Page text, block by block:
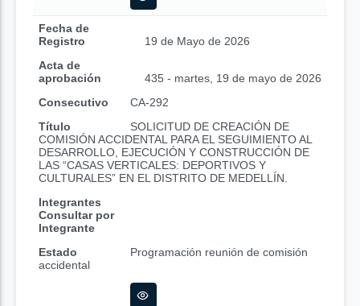
Fecha de
Registro
19 de Mayo de 2026
Acta de
aprobación
435 - martes, 19 de mayo de 2026
Consecutivo
CA-292
Título
SOLICITUD DE CREACIÓN DE
COMISIÓN ACCIDENTAL PARA EL SEGUIMIENTO AL
DESARROLLO, EJECUCIÓN Y CONSTRUCCIÓN DE
LAS “CASAS VERTICALES: DEPORTIVOS Y
CULTURALES” EN EL DISTRITO DE MEDELLÍN.
Integrantes
Consultar por
Integrante
Estado
Programación reunión de comisión
accidental